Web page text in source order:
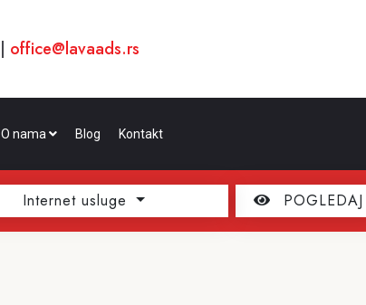
| office@lavaads.rs
O nama Blog Kontakt
Internet usluge POGLEDAJ